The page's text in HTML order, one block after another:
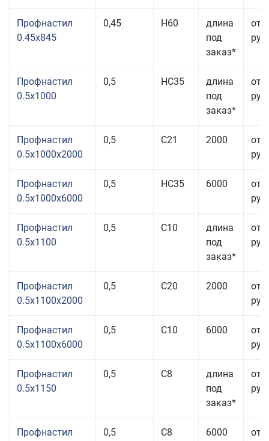
Профнастил
0.45x845
0,45 Н60
длина
под
заказ*
от
руб.
Профнастил
0.5x1000
0,5 НС35
длина
под
заказ*
от
руб.
Профнастил
0.5x1000x2000
0,5 С21 2000
от
руб.
Профнастил
0.5x1000x6000
0,5 НС35 6000
от
руб.
Профнастил
0.5x1100
0,5 С10
длина
под
заказ*
от
руб.
Профнастил
0.5x1100x2000
0,5 С20 2000
от
руб.
Профнастил
0.5x1100x6000
0,5 С10 6000
от
руб.
Профнастил
0.5x1150
0,5 С8
длина
под
заказ*
от
руб.
Профнастил 0,5 С8 6000 от